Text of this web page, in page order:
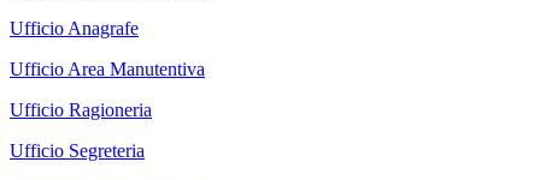
Ufficio Anagrafe
Ufficio Area Manutentiva
Ufficio Ragioneria
Ufficio Segreteria